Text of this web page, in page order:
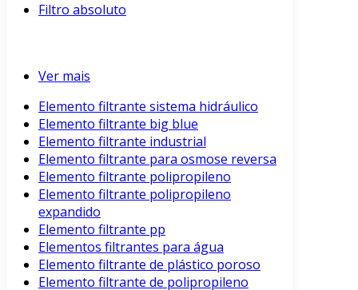
Filtro absoluto
Ver mais
Elemento filtrante sistema hidráulico
Elemento filtrante big blue
Elemento filtrante industrial
Elemento filtrante para osmose reversa
Elemento filtrante polipropileno
Elemento filtrante polipropileno
expandido
Elemento filtrante pp
Elementos filtrantes para água
Elemento filtrante de plástico poroso
Elemento filtrante de polipropileno